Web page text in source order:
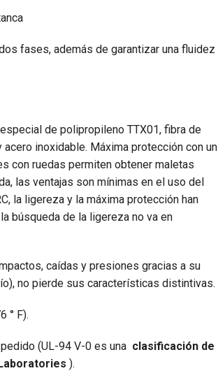
fases, además de garantizar una fluidez
de polipropileno TTX01, fibra de
acero inoxidable. Máxima protección con un
con ruedas permiten obtener maletas
las ventajas son mínimas en el uso del
la ligereza y la máxima protección han
búsqueda de la ligereza no va en
caídas y presiones gracias a su
no pierde sus características distintivas.
° F).
(UL-94 V-0 es una clasificación de
).